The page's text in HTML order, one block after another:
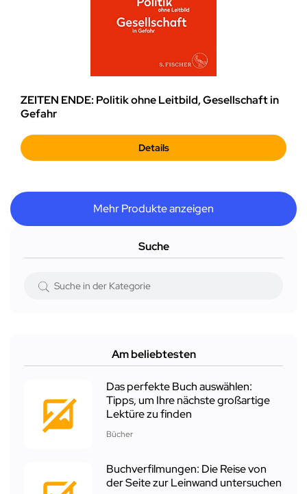
ZEITEN ENDE: Politik ohne Leitbild, Gesellschaft in
Gefahr
Details
Mehr Produkte anzeigen
Suche
Am beliebtesten
Das perfekte Buch auswählen:
Tipps, um Ihre nächste großartige
Lektüre zu finden
Bücher
Buchverfilmungen: Die Reise von
der Seite zur Leinwand untersuchen